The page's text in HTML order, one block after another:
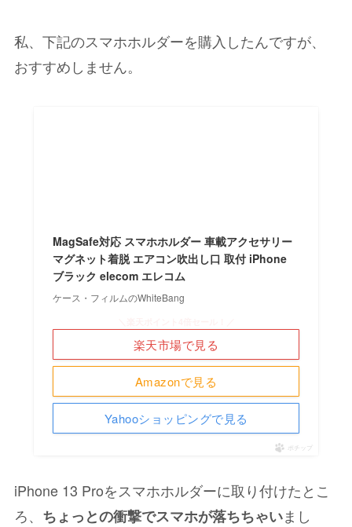
私、下記のスマホホルダーを購入したんですが、
おすすめしません。
MagSafe対応 スマホホルダー 車載アクセサリー
マグネット着脱 エアコン吹出し口 取付 iPhone
ブラック elecom エレコム
ケース・フィルムのWhiteBang
Amazonで見る
楽天市場で見る
Yahooショッピングで見る
ポチップ
iPhone 13 Proをスマホホルダーに取り付けたとこ
ろ、 ちょっとの衝撃でスマホが落ちちゃいまし